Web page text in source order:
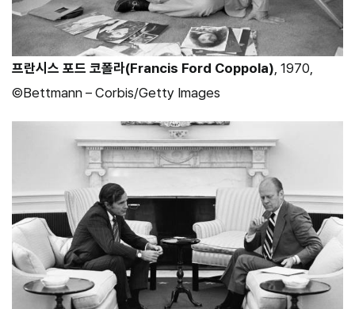
프란시스 포드 코폴라(Francis Ford Coppola), 1970,
©Bettmann – Corbis/Getty Images